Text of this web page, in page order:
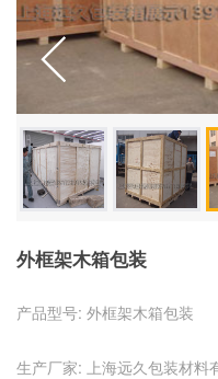
外框架木箱包装
产品型号: 外框架木箱包装
生产厂家: 上海远久包装材料